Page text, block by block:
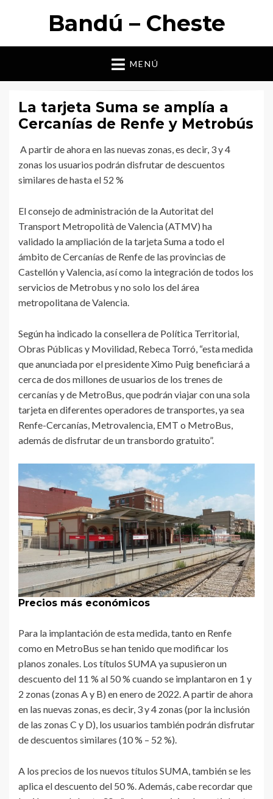
Bandú – Cheste
MENÚ
La tarjeta Suma se amplía a
Cercanías de Renfe y Metrobús
A partir de ahora en las nuevas zonas, es decir, 3 y 4
zonas los usuarios podrán disfrutar de descuentos
similares de hasta el 52 %
El consejo de administración de la Autoritat del
Transport Metropolità de Valencia (ATMV) ha
validado la ampliación de la tarjeta Suma a todo el
ámbito de Cercanías de Renfe de las provincias de
Castellón y Valencia, así como la integración de todos los
servicios de Metrobus y no solo los del área
metropolitana de Valencia.
Según ha indicado la consellera de Política Territorial,
Obras Públicas y Movilidad, Rebeca Torró, “esta medida
que anunciada por el presidente Ximo Puig beneficiará a
cerca de dos millones de usuarios de los trenes de
cercanías y de MetroBus, que podrán viajar con una sola
tarjeta en diferentes operadores de transportes, ya sea
Renfe-Cercanías, Metrovalencia, EMT o MetroBus,
además de disfrutar de un transbordo gratuito”.
Precios más económicos
Para la implantación de esta medida, tanto en Renfe
como en MetroBus se han tenido que modificar los
planos zonales. Los títulos SUMA ya supusieron un
descuento del 11 % al 50 % cuando se implantaron en 1 y
2 zonas (zonas A y B) en enero de 2022. A partir de ahora
en las nuevas zonas, es decir, 3 y 4 zonas (por la inclusión
de las zonas C y D), los usuarios también podrán disfrutar
de descuentos similares (10 % – 52 %).
A los precios de los nuevos títulos SUMA, también se les
aplica el descuento del 50 %. Además, cabe recordar que